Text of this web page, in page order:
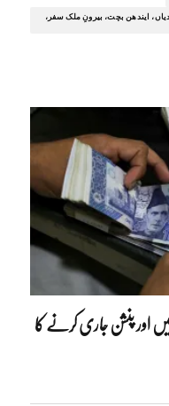
ایندھن بچت، بیرونِ ملک سفر،
اور پنشن جاری کرنے کا